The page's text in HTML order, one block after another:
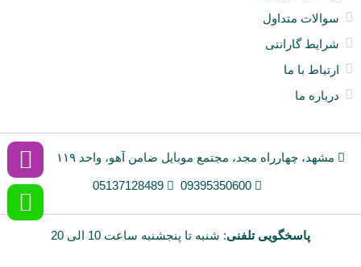
سوالات متداول
شرایط گارانتی
ارتباط با ما
درباره ما
مشهد، چهارراه مجد، مجتمع موبایل ضامن آهو، واحد ۱۱۹
09395350600
05137128489
پاسخگویی تلفنی: شنبه تا پنجشنبه ساعت 10 الی 20